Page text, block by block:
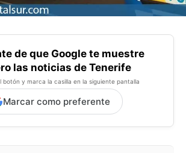
de que Google te muestre
las noticias de Tenerife
botón y marca la casilla en la siguiente pantalla
Marcar como preferente